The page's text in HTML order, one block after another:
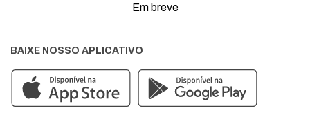
Em breve
BAIXE NOSSO APLICATIVO